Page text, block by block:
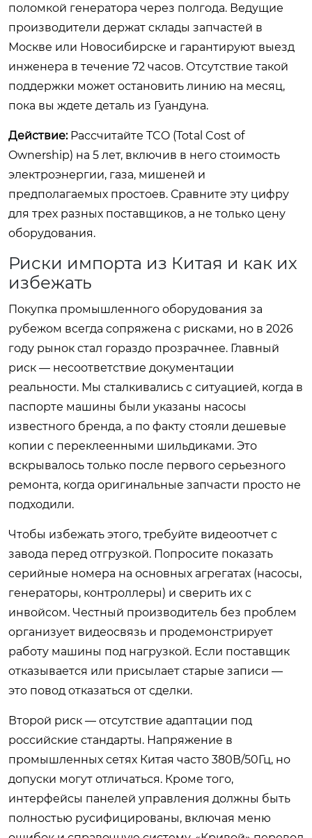
поломкой генератора через полгода. Ведущие
производители держат склады запчастей в
Москве или Новосибирске и гарантируют выезд
инженера в течение 72 часов. Отсутствие такой
поддержки может остановить линию на месяц,
пока вы ждете деталь из Гуандуна.
Действие:Рассчитайте TCO (Total Cost of
Ownership) на 5 лет, включив в него стоимость
электроэнергии, газа, мишеней и
предполагаемых простоев. Сравните эту цифру
для трех разных поставщиков, а не только цену
оборудования.
Риски импорта из Китая и как их
избежать
Покупка промышленного оборудования за
рубежом всегда сопряжена с рисками, но в 2026
году рынок стал гораздо прозрачнее. Главный
риск — несоответствие документации
реальности. Мы сталкивались с ситуацией, когда в
паспорте машины были указаны насосы
известного бренда, а по факту стояли дешевые
копии с переклеенными шильдиками. Это
вскрывалось только после первого серьезного
ремонта, когда оригинальные запчасти просто не
подходили.
Чтобы избежать этого, требуйте видеоотчет с
завода перед отгрузкой. Попросите показать
серийные номера на основных агрегатах (насосы,
генераторы, контроллеры) и сверить их с
инвойсом. Честный производитель без проблем
организует видеосвязь и продемонстрирует
работу машины под нагрузкой. Если поставщик
отказывается или присылает старые записи —
это повод отказаться от сделки.
Второй риск — отсутствие адаптации под
российские стандарты. Напряжение в
промышленных сетях Китая часто 380В/50Гц, но
допуски могут отличаться. Кроме того,
интерфейсы панелей управления должны быть
полностью русифицированы, включая меню